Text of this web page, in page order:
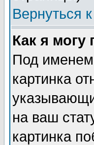
Вернуться
Как я могу
Под именем
картинка
на ваш
картинка